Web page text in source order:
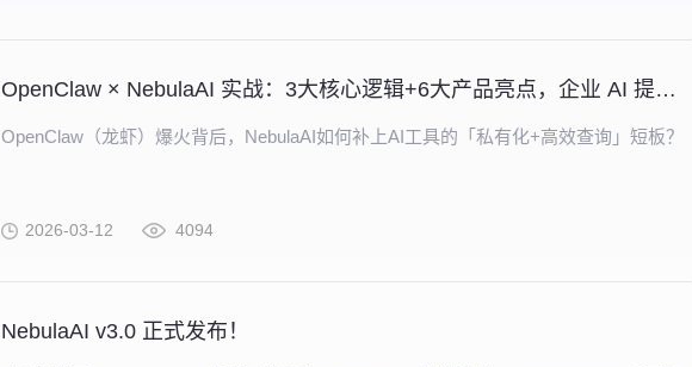
OpenClaw × NebulaAI 实战：3大核心逻辑+6大产品亮点，企业 AI 提效必看
OpenClaw（龙虾）爆火背后，NebulaAI如何补上AI工具的「私有化+高效查询」短板？
2026-03-12 4094
NebulaAI v3.0 正式发布！